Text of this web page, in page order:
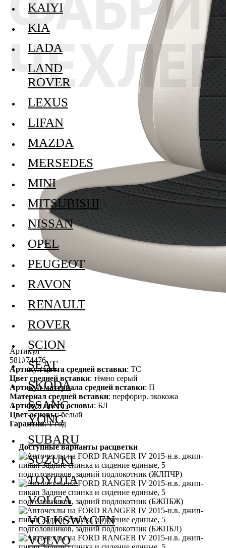
Артикул
581#74476
Артикул цвета средней вставки: ТС
Цвет средней вставки: тёмно серый
Артикул материала средней вставки: П
Материал средней вставки: перфорир. экокожа
Артикул цвета основы: БЛ
Цвет основы: белый
Гарантия: 1 год
Доступные варианты расцветки
KAIYI
KIA
LADA
LAND
ROVER
LEXUS
LIFAN
MAZDA
MERSEDES
MINI
MITSUBISHI
NISSAN
OPEL
PEUGEOT
RAVON
RENAULT
ROVER
SCION
SEAT
SKODA
SSANG
YONG
SUBARU
SUZUKI
TOYOTA
VOLGA
VOLKSWAGEN
VOLVO